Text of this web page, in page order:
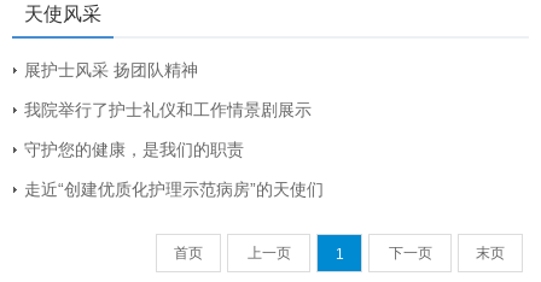
天使风采
展护士风采 扬团队精神
我院举行了护士礼仪和工作情景剧展示
守护您的健康，是我们的职责
走近“创建优质化护理示范病房”的天使们
首页 上一页 1 下一页 末页